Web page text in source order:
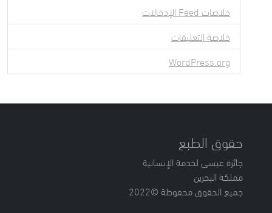
خلاصات Feed الإدخالات
خلاصة التعليقات
WordPress.org
حقوق الطبع
جائزة عيسى لخدمة الإنسانية
مملكة البحرين
جميع الحقوق محفوظة ©2022